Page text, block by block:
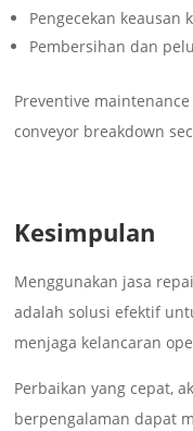
Pengecekan keausan
Pembersihan dan
Preventive
conveyor breakdown
Kesimpulan
Menggunakan jasa
adalah solusi efektif
menjaga kelancaran
Perbaikan yang cepat,
berpengalaman dapat